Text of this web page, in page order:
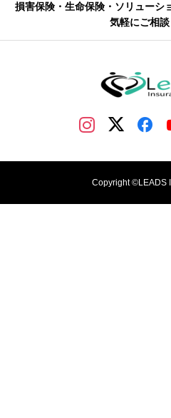
損害保険・生命保険・ソリューシ
気軽にご相
Copyright ©LEADS